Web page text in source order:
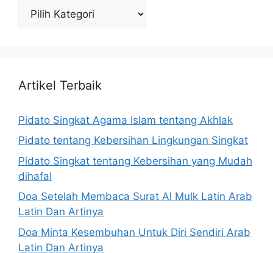
Katagori
Artikel Terbaik
Pidato Singkat Agama Islam tentang Akhlak
Pidato tentang Kebersihan Lingkungan Singkat
Pidato Singkat tentang Kebersihan yang Mudah
dihafal
Doa Setelah Membaca Surat Al Mulk Latin Arab
Latin Dan Artinya
Doa Minta Kesembuhan Untuk Diri Sendiri Arab
Latin Dan Artinya